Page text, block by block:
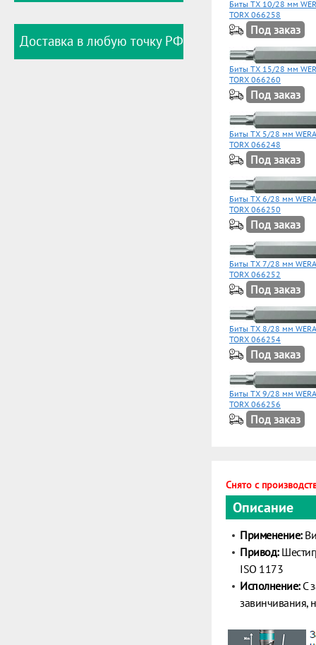
Доставка в любую точку РФ
Биты TX 10/28 мм
TORX 066258
Под заказ
Биты TX 15/28 мм
TORX 066260
Под заказ
Биты TX 5/28 мм
TORX 066248
Под заказ
Биты TX 6/28 мм
TORX 066250
Под заказ
Биты TX 7/28 мм
TORX 066252
Под заказ
Биты TX 8/28 мм
TORX 066254
Под заказ
Биты TX 9/28 мм
TORX 066256
Под заказ
Снято с
Описание
Применение:
Привод:
ISO 1173
Исполнение:С
завинчивания,